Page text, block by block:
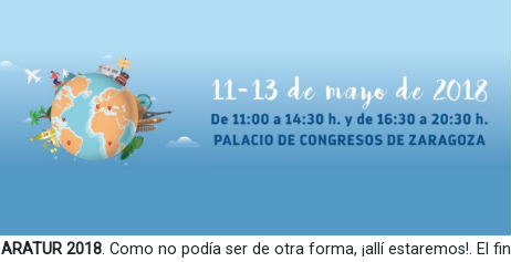
ARATUR 2018. Como no podía ser de otra forma, ¡allí estaremos!. El fin